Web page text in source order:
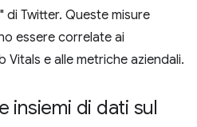
" di Twitter. Queste misure
essere correlate ai
Vitals e alle metriche aziendali.
insiemi di dati sul